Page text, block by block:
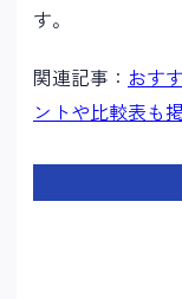
す。
関連記事： おす
ントや比較表も